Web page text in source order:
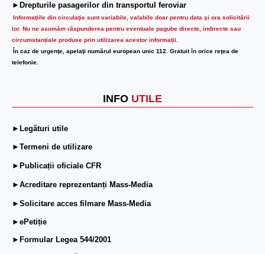
►Drepturile pasagerilor din transportul feroviar
Informaţiile din circulaţie sunt variabile, valabile doar pentru data şi ora solicitării
lor. Nu ne asumăm răspunderea pentru eventuale pagube directe, indirecte sau
circumstanțiale produse prin utilizarea acestor informații.
În caz de urgenţe, apelaţi numărul european unic 112. Gratuit în orice reţea de
telefonie.
INFO UTILE
►Legături utile
►Termeni de utilizare
►Publicații oficiale CFR
►Acreditare reprezentanți Mass-Media
►Solicitare acces filmare Mass-Media
►ePetiție
►Formular Legea 544/2001